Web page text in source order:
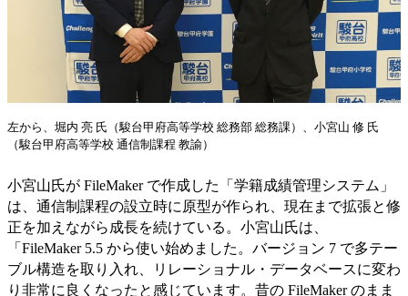
左から、堀内 亮 氏（駿台甲府高等学校 総務部 総務課）、小宮山 修 氏
（駿台甲府高等学校 通信制課程 教諭）
小宮山氏が FileMaker で作成した「学籍成績管理システム」
は、通信制課程の設立時に原型が作られ、現在まで拡張と修
正を加えながら成長を続けている。小宮山氏は、
「FileMaker 5.5 から使い始めました。バージョン 7 で多テー
ブル構造を取り入れ、リレーショナル・データベースに変わ
り非常に良くなったと感じています。昔の FileMaker のまま